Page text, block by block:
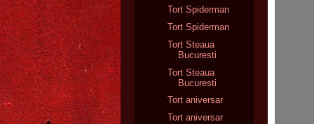
Tort Spiderman
Tort Spiderman
Tort Steaua
Bucuresti
Tort Steaua
Bucuresti
Tort aniversar
Tort aniversar